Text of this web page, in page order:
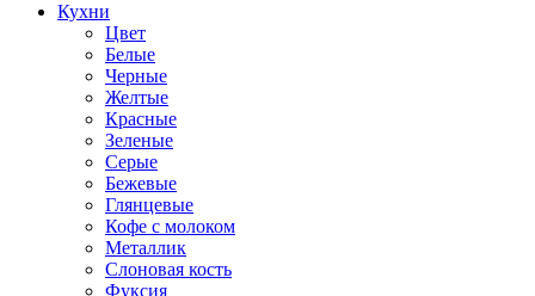
Кухни
Цвет
Белые
Черные
Желтые
Красные
Зеленые
Серые
Бежевые
Глянцевые
Кофе с молоком
Металлик
Слоновая кость
Фуксия